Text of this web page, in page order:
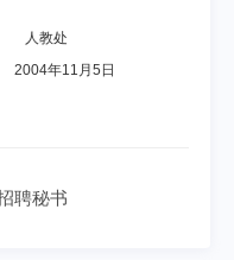
人教处
2004年11月5日
聘秘书